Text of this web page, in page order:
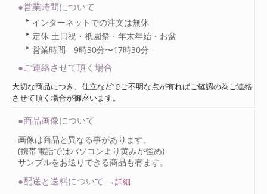
●営業時間について
インターネットでの注文は無休
定休 土日祝・祇園祭・年末年始・お盆
営業時間 9時30分〜17時30分
●ご連絡させて頂く場合
大切な商品につき、仕立などでご不明な点が有ればご確認の為ご連絡
させて頂く場合が御座います。
●商品画像について
画像は商品と異なる事があります。
(携帯電話ではパソコンより黄みが強め)
サンプルをお送りできる商品も有ます。
●配送と送料について →詳細